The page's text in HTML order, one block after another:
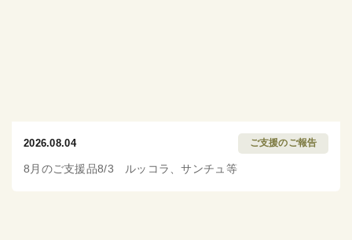
2026.08.04 ご支援のご報告
8月のご支援品8/3 ルッコラ、サンチュ等